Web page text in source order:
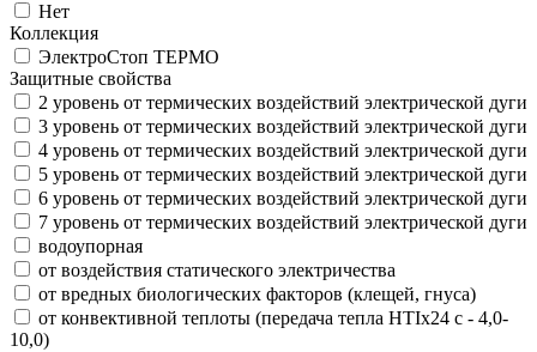
Нет
Коллекция
ЭлектроСтоп ТЕРМО
Защитные свойства
2 уровень от термических воздействий электрической дуги
3 уровень от термических воздействий электрической дуги
4 уровень от термических воздействий электрической дуги
5 уровень от термических воздействий электрической дуги
6 уровень от термических воздействий электрической дуги
7 уровень от термических воздействий электрической дуги
водоупорная
от воздействия статического электричества
от вредных биологических факторов (клещей, гнуса)
от конвективной теплоты (передача тепла HTIx24 с - 4,0-
10,0)